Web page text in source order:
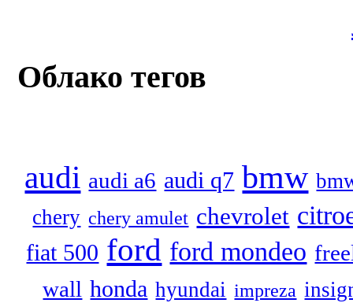
Облако тегов
audi audi a6 audi q7 bmw
chery chery amulet chevrolet
fiat 500 ford ford mondeo
wall honda hyundai impreza